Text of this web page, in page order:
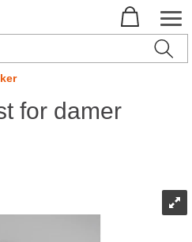
for damer